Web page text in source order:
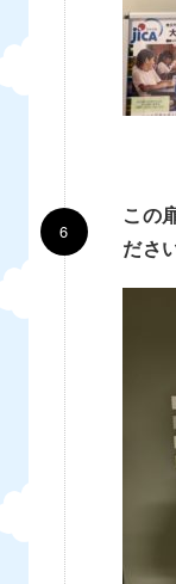
この
ださ